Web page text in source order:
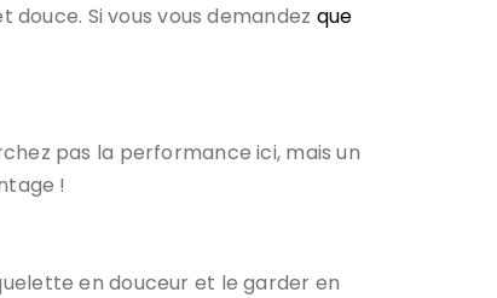
Si vous vous demandez que
pas la performance ici, mais un
!
en douceur et le garder en